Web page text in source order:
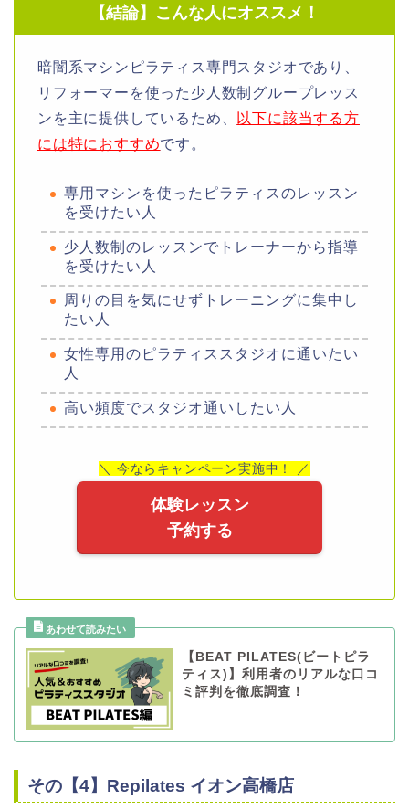
【結論】こんな人にオススメ！
暗闇系マシンピラティス専門スタジオであり、
リフォーマーを使った少人数制グループレッス
ンを主に提供しているため、
以下に該当する方
には特におすすめです。
専用マシンを使ったピラティスのレッスン
を受けたい人
少人数制のレッスンでトレーナーから指導
を受けたい人
周りの目を気にせずトレーニングに集中し
たい人
女性専用のピラティススタジオに通いたい
人
高い頻度でスタジオ通いしたい人
＼ 今ならキャンペーン実施中！ ／
体験レッスン
予約する
【BEAT PILATES(ビートピラ
ティス)】利用者のリアルな口コ
ミ評判を徹底調査！
その【4】Repilates イオン高橋店